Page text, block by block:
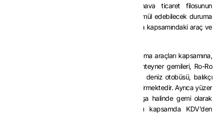
uygulamasının amacı, ülkenin deniz ve hava ticaret filosunun
geliştirilmesinin teşviki ve dış rekabetin tahammül edebilecek duruma
getirilmesi olup, bu amaca yönelik olarak istisna kapsamındaki araç ve
Yük ve/veya yolcu taşımaya elverişli deniz taşıma araçları kapsamına,
tanker gemileri, kuru dökme yük gemileri, konteyner gemileri, Ro-Ro
gemileri, kruvaziyer tipi yolcu gemileri, feribot, deniz otobüsü, balıkçı
gemileri gibi araçlar ile bunların ana motorları girmektedir. Ayrıca yüzer
tesis ve araçlar da istisna kapsamındadır. İnşa halinde gemi olarak
tanımlanan tekne kabuğu teslimleri de bu kapsamda KDV’den